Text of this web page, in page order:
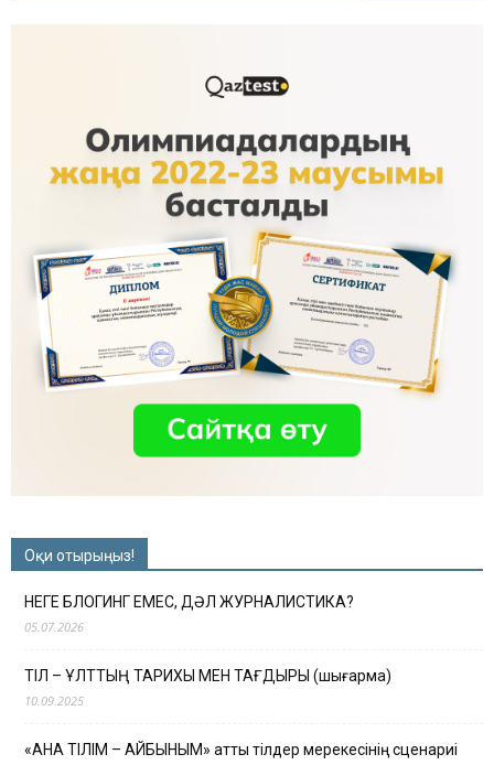
Оқи отырыңыз!
НЕГЕ БЛОГИНГ ЕМЕС, ДӘЛ ЖУРНАЛИСТИКА?
05.07.2026
ТІЛ – ҰЛТТЫҢ ТАРИХЫ МЕН ТАҒДЫРЫ (шығарма)
10.09.2025
«АНА ТІЛІМ – АЙБЫНЫМ» атты тілдер мерекесінің сценариі